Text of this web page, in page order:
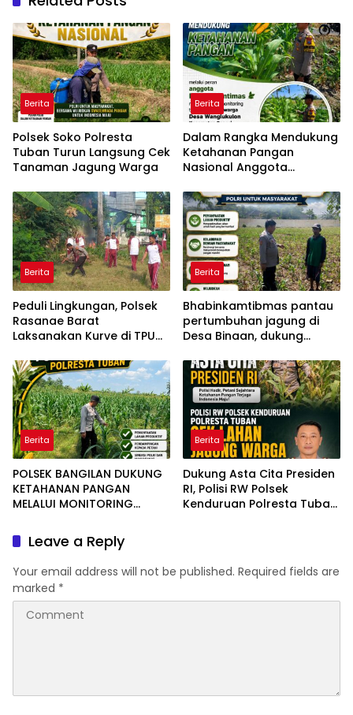
Berita
Polsek Soko Polresta
Tuban Turun Langsung Cek
Tanaman Jagung Warga
Berita
Dalam Rangka Mendukung
Ketahanan Pangan
Nasional Anggota
Senori Polresta Tuban
Monitoring Kondisi
Tanaman Jagung di Desa
Wanglukulon
Berita
Peduli Lingkungan, Polsek
Rasanae Barat
Laksanakan Kurve di TPU
Berita
Bhabinkamtibmas pantau
pertumbuhan jagung di
Desa Binaan, dukung
Berita
POLSEK BANGILAN DUKUNG
KETAHANAN PANGAN
MELALUI MONITORING
Berita
Dukung Asta Cita Presiden
RI, Polisi RW Polsek
Kenduruan Polresta Tuban
Leave a Reply
Your email address will not be published. Required fields are
marked *